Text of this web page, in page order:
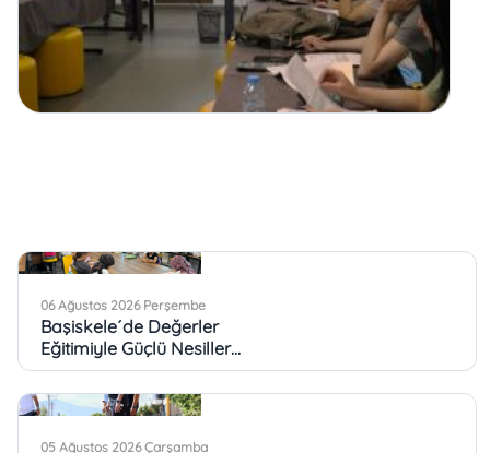
Başiskele´de Değerler
Eğitimiyle Güçlü Nesiller
Yetişiyor
05 Ağustos 2026 Çarşamba
Başkan Özlü, Kavallıoğlu
Caddesi´ndeki Çalışmaları
İnceledi